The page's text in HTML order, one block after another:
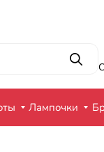
Лампочки